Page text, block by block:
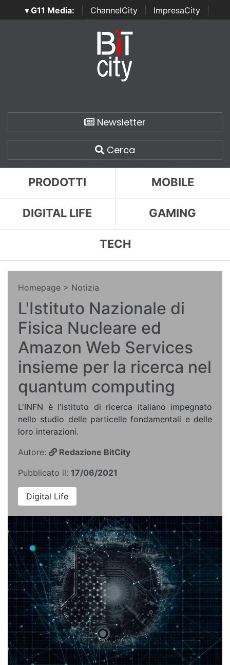
▾ G11 Media: ChannelCity ImpresaCity
SecurityOpenLab | Italian Channel Awards | Italian
Italian Security Awards
Newsletter
Cerca
PRODOTTI MOBILE
DIGITAL LIFE GAMING
TECH
Homepage > Notizia
L'Istituto Nazionale di
Fisica Nucleare ed
Amazon Web Services
insieme per la ricerca nel
quantum computing
L'INFN è l'istituto di ricerca italiano impegnato
nello studio delle particelle fondamentali e delle
loro interazioni.
Autore:
Redazione BitCity
Pubblicato il: 17/06/2021
Digital Life